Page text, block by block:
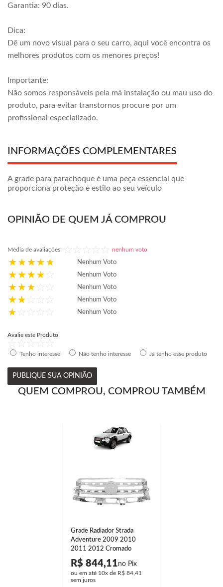
Garantia: 90 dias.
Dica:
Dê um novo visual para o seu carro, aqui você encontra os
melhores produtos com os menores preços!
Importante:
Não somos responsáveis pela má instalação ou mau uso do
produto, para evitar transtornos procure por um
profissional especializado.
INFORMAÇÕES COMPLEMENTARES
A grade para parachoque é uma peça essencial que
proporciona proteção e estilo ao seu veículo
OPINIÃO DE QUEM JÁ COMPROU
Média de avaliações: nenhum voto
Nenhum Voto
Nenhum Voto
Nenhum Voto
Nenhum Voto
Nenhum Voto
Avalie este Produto
Tenho interesse Não tenho interesse Já tenho esse produto
PUBLIQUE SUA OPINIÃO
QUEM COMPROU, COMPROU TAMBÉM
Grade Radiador Strada
Adventure 2009 2010
2011 2012 Cromado
R$ 844,11
ou em até 10xde R$ 84,41
sem juros